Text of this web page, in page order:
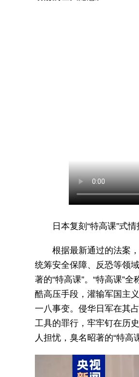
日本复刻“特高课”式
根据最新通过的法案
统筹安全保障、反恐等领
著的“特高课”。“特高课”
酷高压手段，灌输军国主
一八事变。侵华日军在其
工具的罪行，牢牢钉在历
人担忧，臭名昭著的“特高